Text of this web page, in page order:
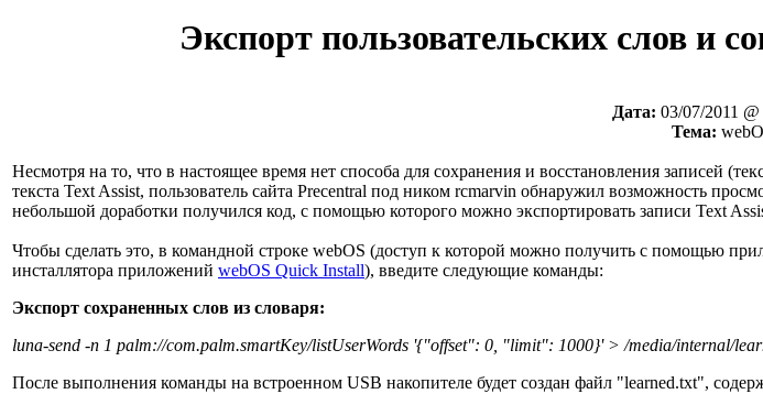
Экспорт пользовательских слов и
Дата: 03/07/2011
Тема:
Несмотря на то, что в настоящее время нет способа для сохранения и восстановления записей
текста Text Assist, пользователь сайта Precentral под ником rcmarvin обнаружил возможность
небольшой доработки получился код, с помощью которого можно экспортировать записи Text
Чтобы сделать это, в командной строке webOS (доступ к которой можно получить с помощью
инсталлятора приложений webOS Quick Install), введите следующие команды:
Экспорт сохраненных слов из словаря:
luna-send -n 1 palm://com.palm.smartKey/listUserWords '{"offset": 0, "limit": 1000}' > /media/internal/
После выполнения команды на встроенном USB накопителе будет создан файл "learned.txt",